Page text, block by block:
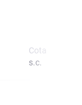
Cota
s.c.